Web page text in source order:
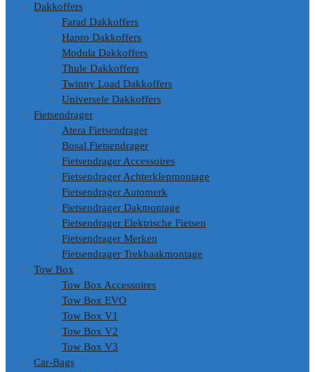
Dakkoffers
Farad Dakkoffers
Hapro Dakkoffers
Modula Dakkoffers
Thule Dakkoffers
Twinny Load Dakkoffers
Universele Dakkoffers
Fietsendrager
Atera Fietsendrager
Bosal Fietsendrager
Fietsendrager Accessoires
Fietsendrager Achterklepmontage
Fietsendrager Automerk
Fietsendrager Dakmontage
Fietsendrager Elektrische Fietsen
Fietsendrager Merken
Fietsendrager Trekhaakmontage
Tow Box
Tow Box Accessoires
Tow Box EVO
Tow Box V1
Tow Box V2
Tow Box V3
Car-Bags